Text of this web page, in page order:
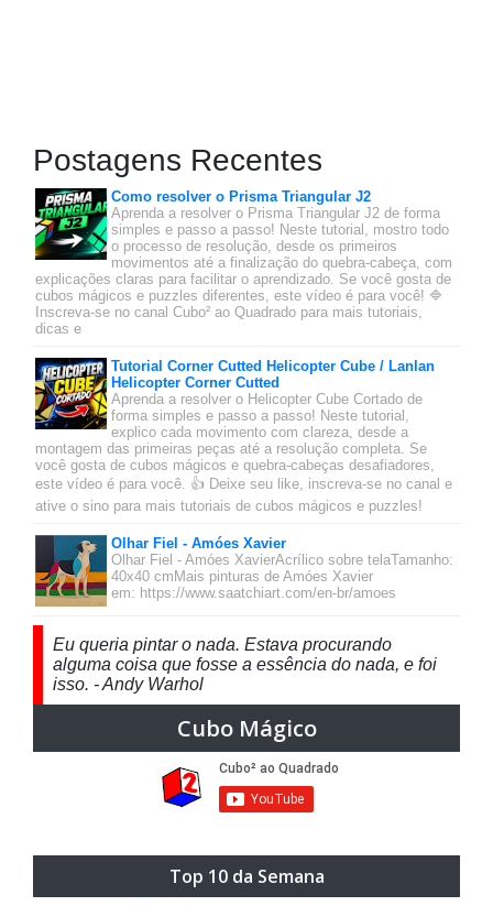
Postagens Recentes
Como resolver o Prisma Triangular J2
Aprenda a resolver o Prisma Triangular J2 de forma
simples e passo a passo! Neste tutorial, mostro todo
o processo de resolução, desde os primeiros
movimentos até a finalização do quebra-cabeça, com
explicações claras para facilitar o aprendizado. Se você gosta de
cubos mágicos e puzzles diferentes, este vídeo é para você! 🔷
Inscreva-se no canal Cubo² ao Quadrado para mais tutoriais,
dicas e
Tutorial Corner Cutted Helicopter Cube / Lanlan
Helicopter Corner Cutted
Aprenda a resolver o Helicopter Cube Cortado de
forma simples e passo a passo! Neste tutorial,
explico cada movimento com clareza, desde a
montagem das primeiras peças até a resolução completa. Se
você gosta de cubos mágicos e quebra-cabeças desafiadores,
este vídeo é para você. 👍 Deixe seu like, inscreva-se no canal e
ative o sino para mais tutoriais de cubos mágicos e puzzles!
Olhar Fiel - Amóes Xavier
Olhar Fiel - Amóes XavierAcrílico sobre telaTamanho:
40x40 cmMais pinturas de Amóes Xavier
em: https://www.saatchiart.com/en-br/amoes
Eu queria pintar o nada. Estava procurando
alguma coisa que fosse a essência do nada, e foi
isso. - Andy Warhol
Cubo Mágico
Top 10 da Semana